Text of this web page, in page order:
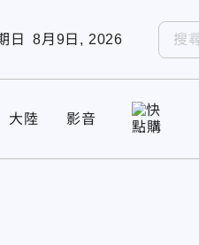
日 8月9日, 2026
大陸 影音